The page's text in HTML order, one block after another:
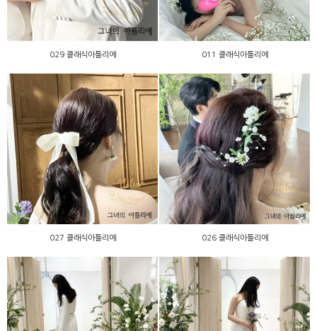
029 클래식아틀리에 011 클래식아틀리에
027 클래식아틀리에
027 클래식아틀리에
026 클래식아틀리에
026 클래식아틀리에